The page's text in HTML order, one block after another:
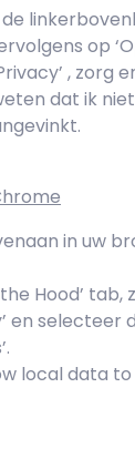
de
op
, zorg
dat ik
in uw
Hood’ tab,
en selecteer
local data to